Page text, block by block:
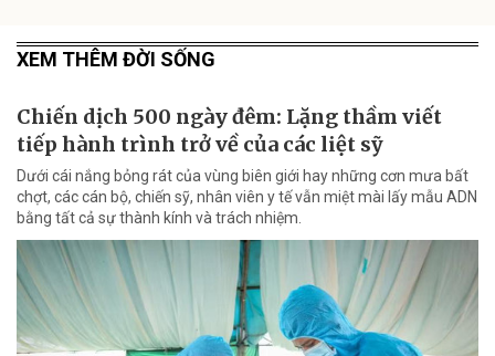
XEM THÊM ĐỜI SỐNG
Chiến dịch 500 ngày đêm: Lặng thầm viết
tiếp hành trình trở về của các liệt sỹ
Dưới cái nắng bỏng rát của vùng biên giới hay những cơn mưa bất
chợt, các cán bộ, chiến sỹ, nhân viên y tế vẫn miệt mài lấy mẫu ADN
bằng tất cả sự thành kính và trách nhiệm.